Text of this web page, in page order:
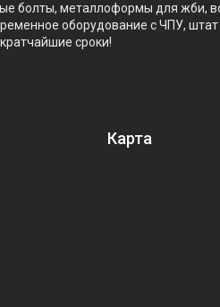
болты, металлоформы для жби,
оборудование с ЧПУ,
сроки!
Карта